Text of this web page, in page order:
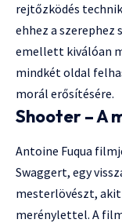
rejtőzködés
ehhez a szerephez
emellett kiválóan
mindkét oldal
morál erősítésére.
Shooter – A
Antoine Fuqua
Swaggert, egy
mesterlövészt, akit
merénylettel. A